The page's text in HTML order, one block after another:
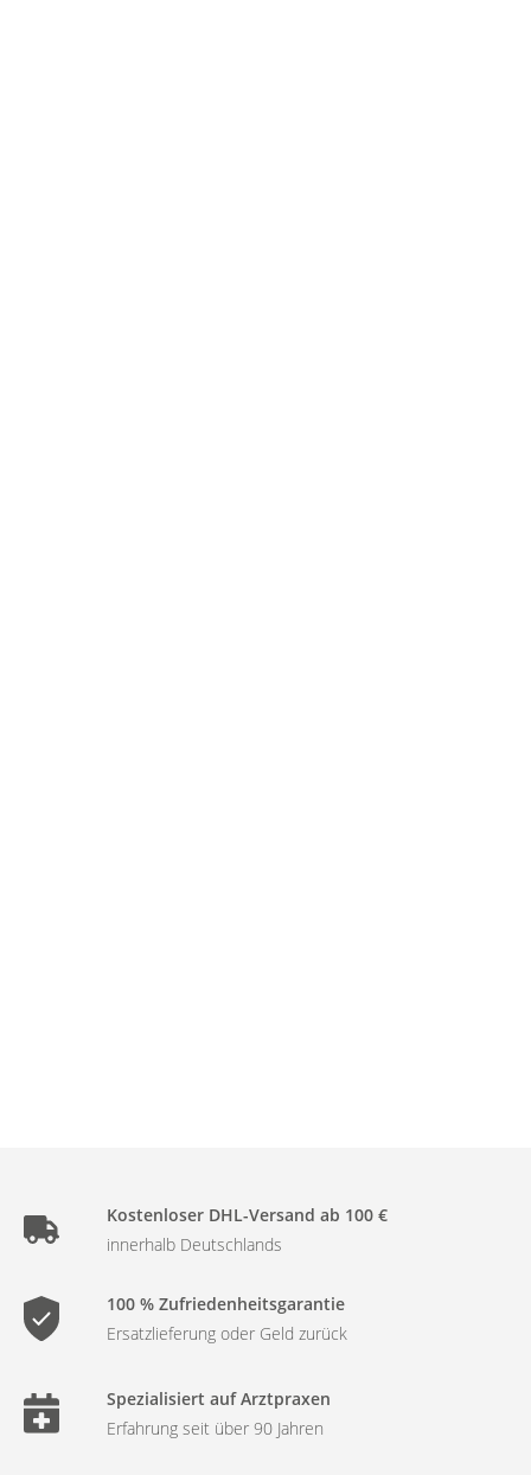
Kostenloser DHL-Versand ab 100 €
innerhalb Deutschlands
100 % Zufriedenheitsgarantie
Ersatzlieferung oder Geld zurück
Spezialisiert auf Arztpraxen
Erfahrung seit über 90 Jahren